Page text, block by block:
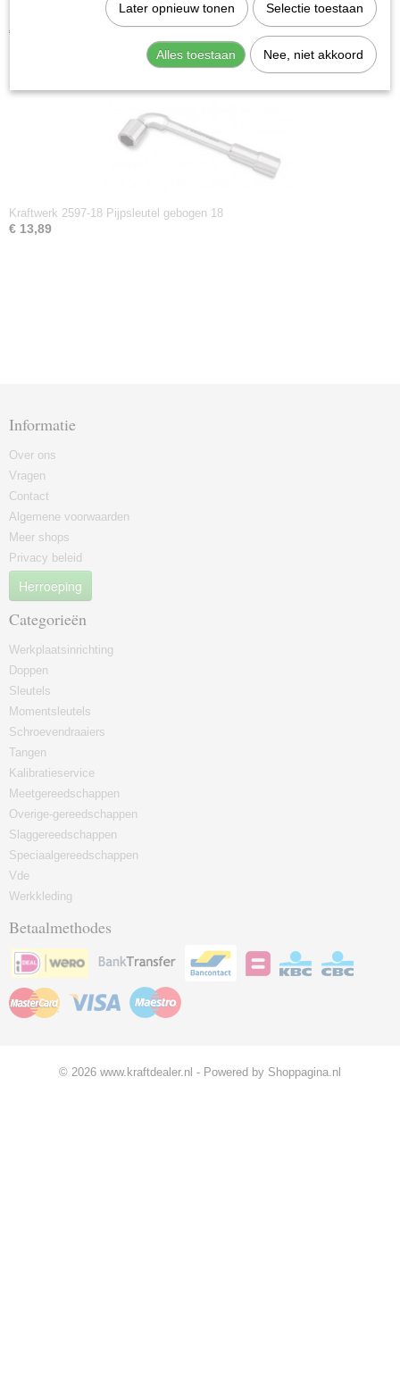
Kraftwerk 2597-14 Pijpsleutel gebogen 14
€ 8,87
Kraftwerk 2597-18 Pijpsleutel gebogen 18
€ 13,89
Informatie
Over ons
Vragen
Contact
Algemene voorwaarden
Meer shops
Privacy beleid
Herroeping
Categorieën
Werkplaatsinrichting
Doppen
Sleutels
Momentsleutels
Schroevendraaiers
Tangen
Kalibratieservice
Meetgereedschappen
Overige-gereedschappen
Slaggereedschappen
Speciaalgereedschappen
Vde
Werkkleding
Betaalmethodes
© 2026 www.kraftdealer.nl - Powered by Shoppagina.nl
Later opnieuw tonen Selectie toestaan
Alles toestaan Nee, niet akkoord